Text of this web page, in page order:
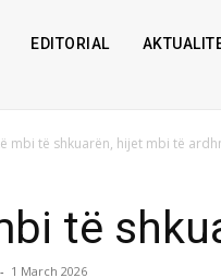
EDITORIAL
mbi të shkuarën, hijet mbi të
të
- 1 March 2026